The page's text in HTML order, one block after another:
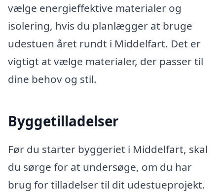
vælge energieffektive materialer og
isolering, hvis du planlægger at bruge
udestuen året rundt i Middelfart. Det er
vigtigt at vælge materialer, der passer til
dine behov og stil.
Byggetilladelser
Før du starter byggeriet i Middelfart, skal
du sørge for at undersøge, om du har
brug for tilladelser til dit udestueprojekt.